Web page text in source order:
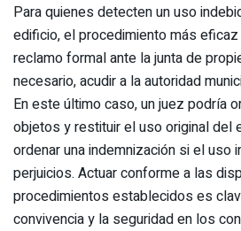
Para quienes detecten un uso
edificio, el procedimiento más
reclamo formal ante la junta de
necesario, acudir a la autoridad
En este último caso, un juez podría
objetos y restituir el uso original del
ordenar una indemnización si el uso
perjuicios. Actuar conforme a las
procedimientos establecidos es
convivencia y la seguridad en los